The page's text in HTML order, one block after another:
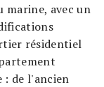
marine, avec un
résidentiel
: de l'ancien